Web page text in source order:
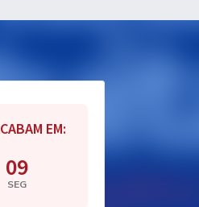
EM:
08
SEG